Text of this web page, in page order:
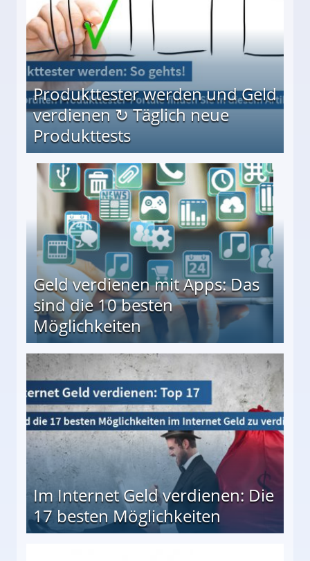
Produkttester werden und Geld
verdienen ↻ Täglich neue
Produkttests
↻ Täglich neue Produkttests
Geld verdienen mit Apps: Das
sind die 10 besten
Möglichkeiten
besten Möglichkeiten
Im Internet Geld verdienen: Die
17 besten Möglichkeiten